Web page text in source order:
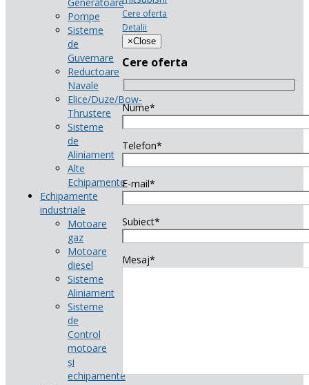
Pompe
Sisteme
de
Guvernare
Reductoare
Navale
Elice/Duze/Bow-
Thrustere
Sisteme
de
Aliniament
Alte
Echipamente
Echipamente
industriale
Motoare
gaz
Motoare
diesel
Sisteme
Aliniament
Sisteme
de
Control
motoare
și
echipamente
Cere oferta
Detalii
×Close
Cere oferta
Nume*
Telefon*
E-mail*
Subiect*
Mesaj*